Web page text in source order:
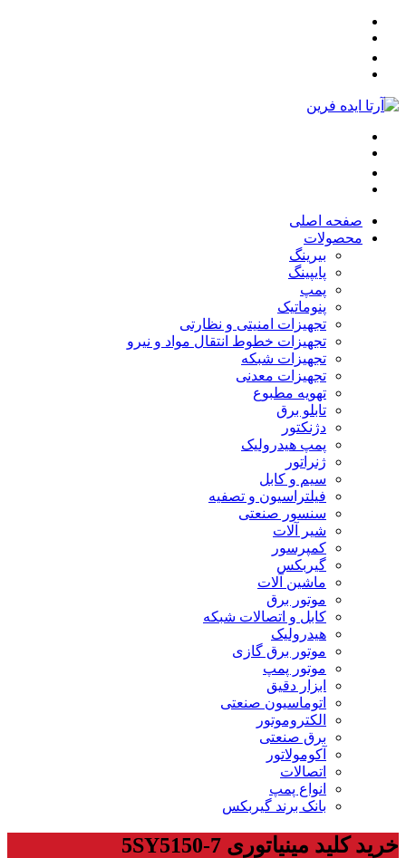
صفحه اصلی
محصولات
بیرینگ
پایپینگ
پمپ
پنوماتیک
تجهیزات امنیتی و نظارتی
تجهیزات خطوط انتقال مواد و نیرو
تجهیزات شبکه
تجهیزات معدنی
تهویه مطبوع
تابلو برق
دژنکتور
پمپ هیدرولیک
ژنراتور
سیم و کابل
فیلتراسیون و تصفیه
سنسور صنعتی
شیر آلات
کمپرسور
گیربکس
ماشین آلات
موتور برق
کابل و اتصالات شبکه
هیدرولیک
موتور برق گازی
موتور پمپ
ابزار دقیق
اتوماسیون صنعتی
الکتروموتور
برق صنعتی
آکومولاتور
اتصالات
انواع پمپ
بانک برند گیربکس
خرید کلید مینیاتوری 5SY5150-7